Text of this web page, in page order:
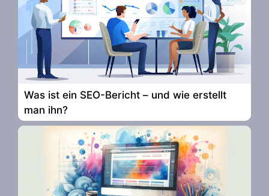
Was ist ein SEO-Bericht – und wie erstellt
man ihn?